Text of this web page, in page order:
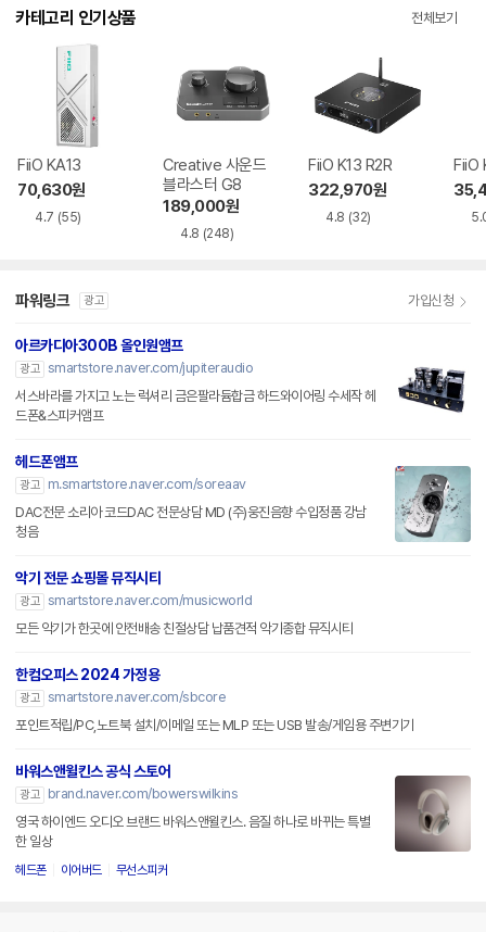
카테고리 인기상품 전체보기
FiiO KA13
70,630원
4.7 (55)
Creative 사운드
블라스터 G8
189,000원
4.8 (248)
FiiO K13 R2R
322,970원
4.8 (32)
FiiO
파워링크 광고 가입신청
아르카디아300B 올인원앰프
광고 smartstore.naver.com/jupiteraudio
서스바라를 가지고 노는 럭셔리 금은팔라듐합금 하드와이어링 수세작 헤
드폰&스피커앰프
헤드폰앰프
광고
m.smartstore.naver.com/soreaav
DAC전문 소리아 코드DAC 전문상담 MD (주)웅진음향 수입정품 강남
청음
악기 전문 쇼핑몰 뮤직시티
광고 smartstore.naver.com/musicworld
모든 악기가 한곳에 안전배송 친절상담 납품견적 악기종합 뮤직시티
한컴오피스 2024 가정용
광고 smartstore.naver.com/sbcore
포인트적립/PC,노트북 설치/이메일 또는 MLP 또는 USB 발송/게임용 주변기기
바워스앤윌킨스 공식 스토어
광고
brand.naver.com/bowerswilkins
영국 하이엔드 오디오 브랜드 바워스앤윌킨스. 음질 하나로 바뀌는 특별
한 일상
헤드폰 이어버드 무선스피커